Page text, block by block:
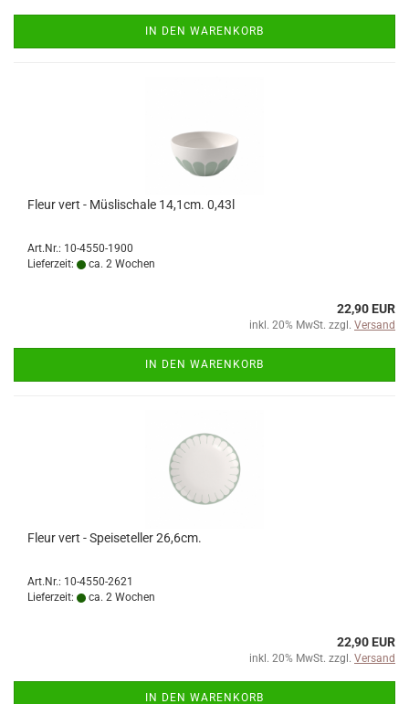
IN DEN WARENKORB
Fleur vert - Müslischale 14,1cm. 0,43l
Art.Nr.: 10-4550-1900
Lieferzeit:
ca. 2 Wochen
22,90 EUR
inkl. 20% MwSt. zzgl. Versand
IN DEN WARENKORB
Fleur vert - Speiseteller 26,6cm.
Art.Nr.: 10-4550-2621
Lieferzeit:
ca. 2 Wochen
22,90 EUR
inkl. 20% MwSt. zzgl. Versand
IN DEN WARENKORB